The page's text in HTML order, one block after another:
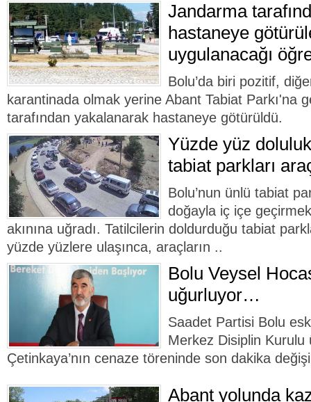
Jandarma
hastaneye
uygulanacağı
Bolu’da biri pozitif,
karantinada olmak yerine Abant Tabiat Parkı'na
tarafından yakalanarak hastaneye götürüldü.
Yüzde yüz
tabiat parkları
Bolu’nun ünlü tabiat
doğayla iç içe
akınına uğradı. Tatilcilerin doldurduğu tabiat
yüzde yüzlere ulaşınca, araçların ..
Bolu Veysel
uğurluyor…
Saadet Partisi Bolu
Merkez Disiplin Kurulu
Çetinkaya’nın cenaze töreninde son dakika
Abant yolunda